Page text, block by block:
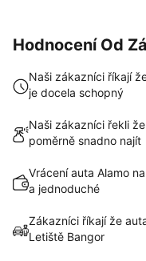
Hodnocení Od
Naši zákazníci říkají
je docela schopný
Naši zákazníci řekli
poměrně snadno najít
Vrácení auta Alamo
a jednoduché
Zákazníci říkají že
Letiště Bangor